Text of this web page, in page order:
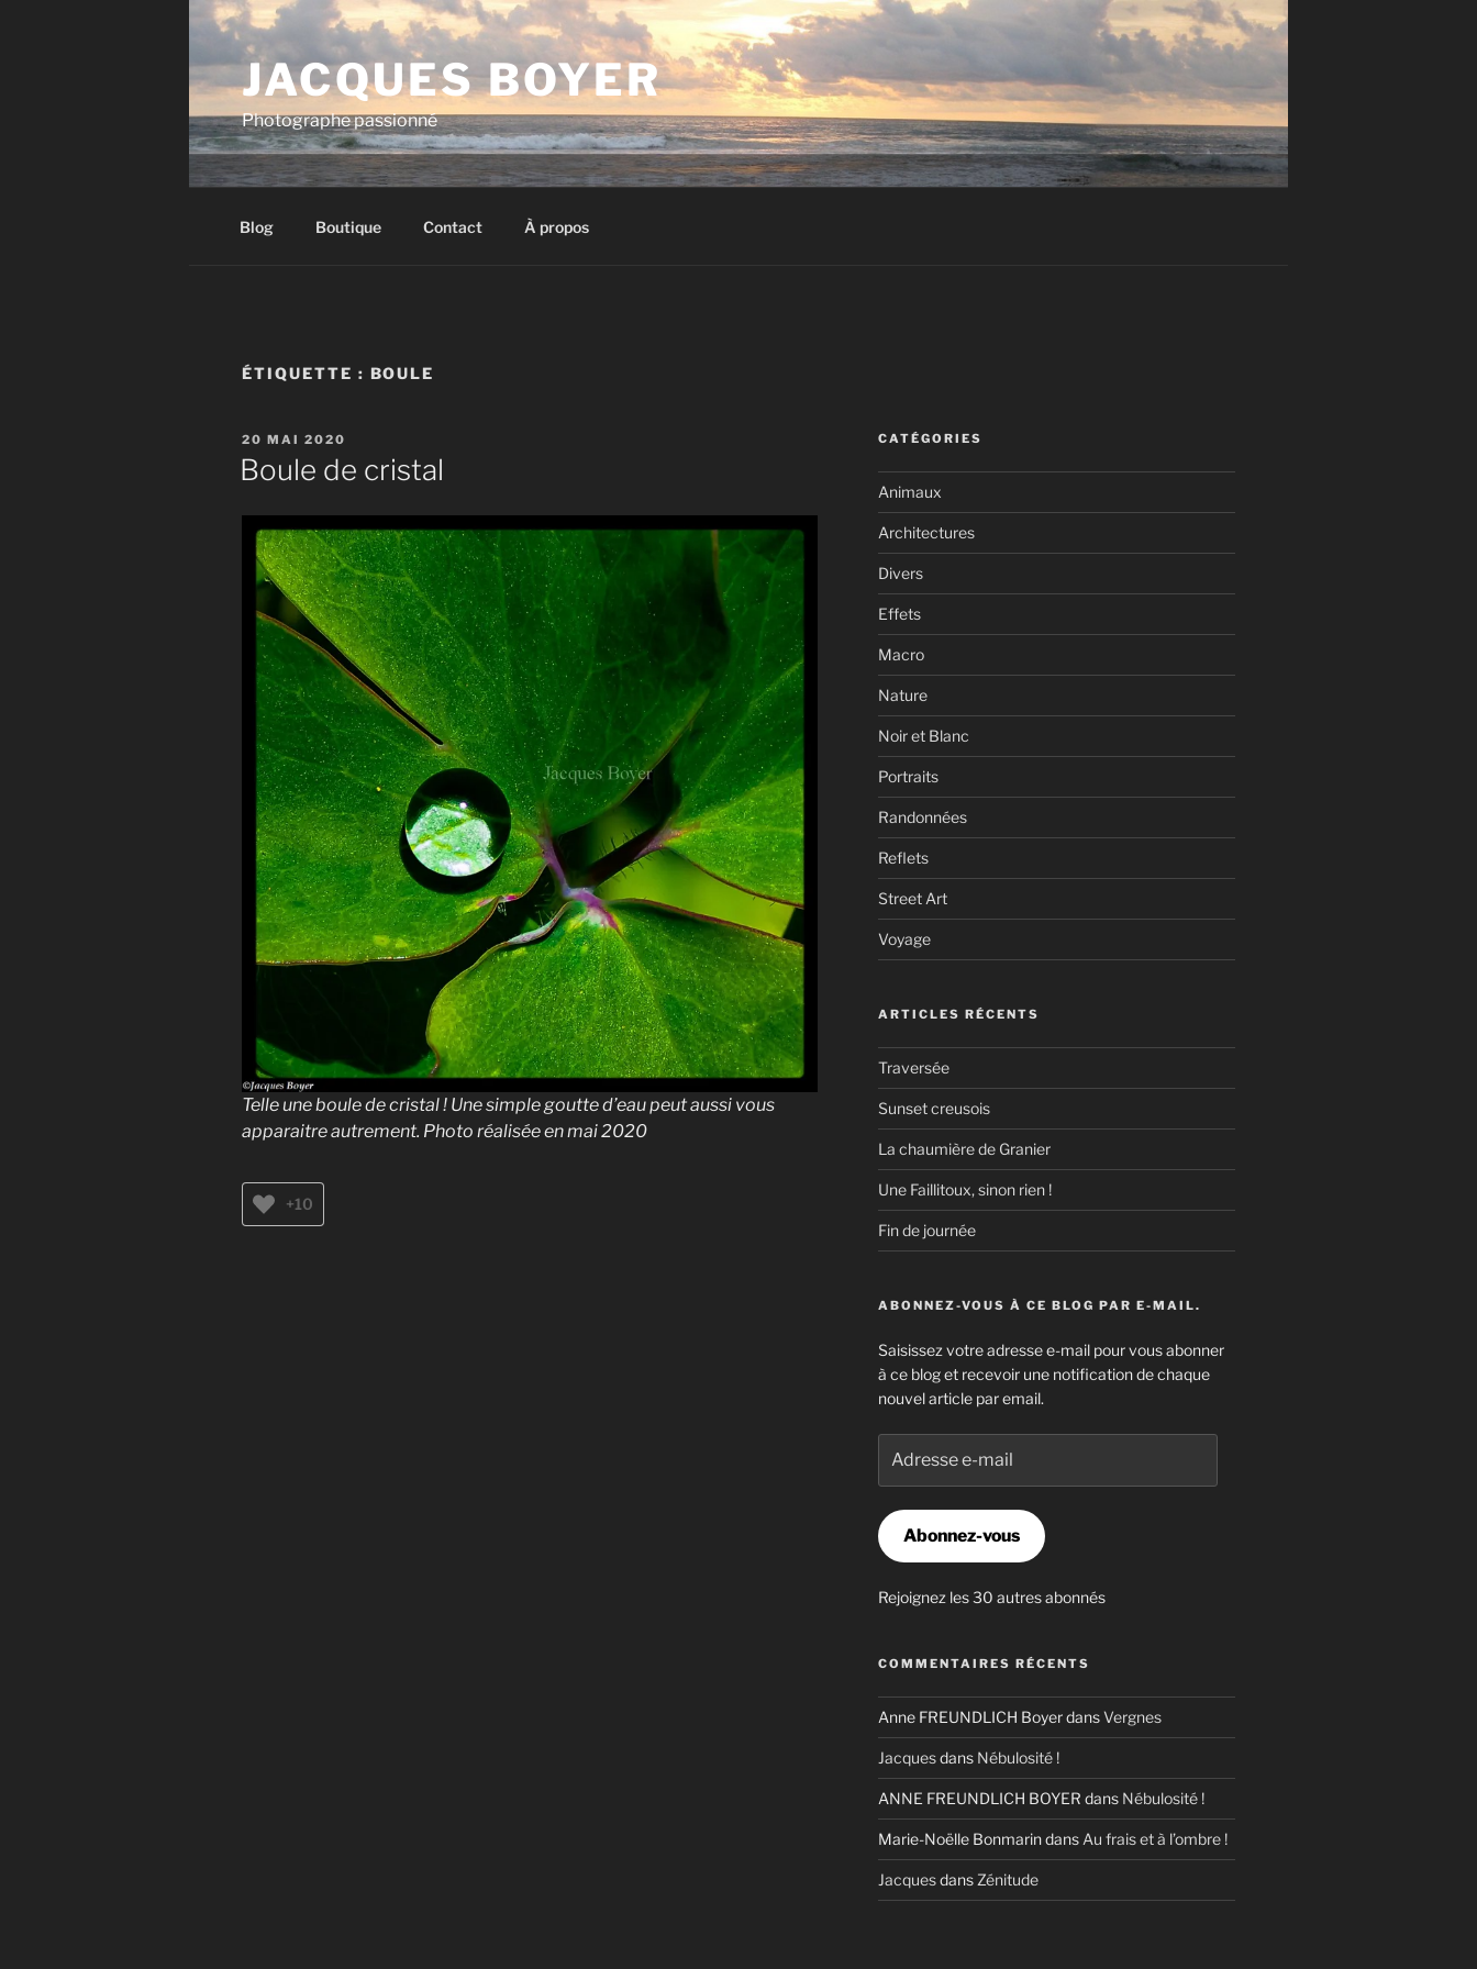
Aller
contenu
principalJACQUES BOYER
Photographe passionné
Blog Boutique Contact À propos
ÉTIQUETTE : BOULE
PUBLIÉ
LE
20 MAI 2020
Boule de cristal
Telle une boule de cristal ! Une simple goutte d’eau peut aussi vous
apparaitre autrement. Photo réalisée en mai 2020
+10
CATÉGORIES
Animaux
Architectures
Divers
Effets
Macro
Nature
Noir et Blanc
Portraits
Randonnées
Reflets
Street Art
Voyage
ARTICLES RÉCENTS
Traversée
Sunset creusois
La chaumière de Granier
Une Faillitoux, sinon rien !
Fin de journée
ABONNEZ-VOUS À CE BLOG PAR E-MAIL.
Saisissez votre adresse e-mail pour vous abonner
à ce blog et recevoir une notification de chaque
nouvel article par email.
mail
Abonnez-vous
Rejoignez les 30 autres abonnés
COMMENTAIRES RÉCENTS
Anne FREUNDLICH BoyerdansVergnes
Jacquesdans Nébulosité !
ANNE FREUNDLICH BOYER dans Nébulosité !
Marie-Noëlle Bonmarindans Au frais et à l’ombre !
Jacquesdans Zénitude